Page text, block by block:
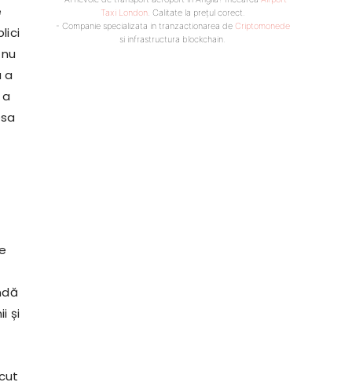
a
și
Taxi London. Calitate la prețul corect.
- Companie specializata in tranzactionarea de Criptomonede
si infrastructura blockchain.